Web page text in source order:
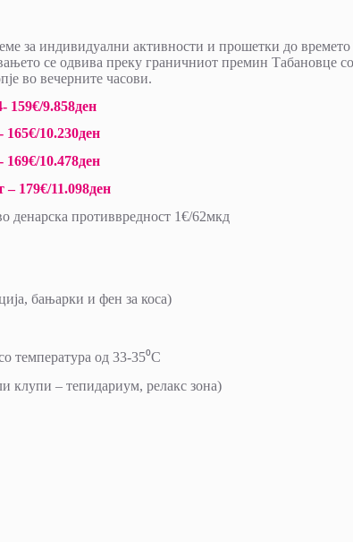
за индивидуални активности и прошетки до времето
се одвива преку граничниот премин Табановце со
во вечерните часови.
9.858ден
10.230ден
10.478ден
179€/11.098ден
денарска противвредност 1€/62мкд
бањарки и фен за коса)
температура од 33-35⁰C
клупи – тепидариум, релакс зона)